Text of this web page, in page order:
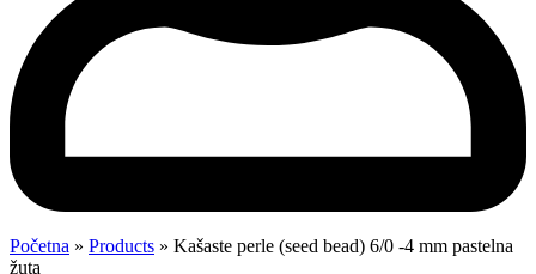
Početna » Products » Kašaste perle (seed bead) 6/0 -4 mm pastelna
žuta